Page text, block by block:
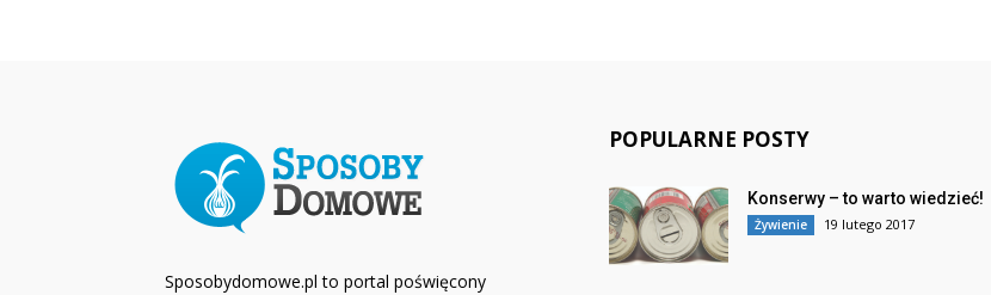
Sposobydomowe.pl to portal poświęcony
POPULARNE POSTY
Konserwy – to warto wiedzieć!
Żywienie 19 lutego 2017